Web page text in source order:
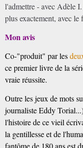
l'admettre - avec Adèle
plus exactement, avec
Mon avis
Co-"produit" par les
ce premier livre de la
vraie réussite.
Outre les jeux de mots
journaliste Eddy
l'histoire de ce vieil
la gentillesse et de
fantôme de 180 ans est